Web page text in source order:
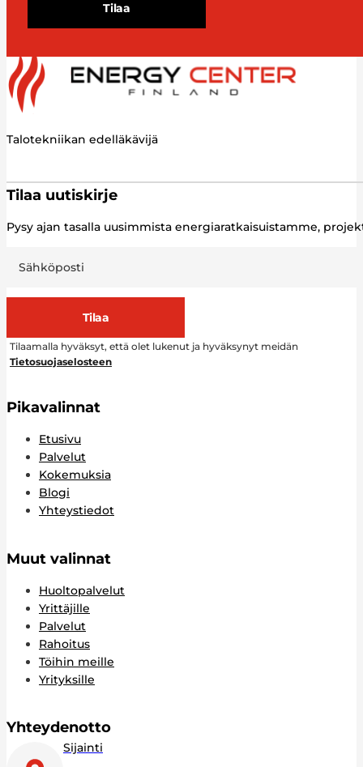
Tilaa
Talotekniikan edelläkävijä
Tilaa uutiskirje
Pysy ajan tasalla uusimmista energiaratkaisuistamme,
Tilaa
Tilaamalla hyväksyt, että olet lukenut ja hyväksynyt meidän
Tietosuojaselosteen
Pikavalinnat
Etusivu
Palvelut
Kokemuksia
Blogi
Yhteystiedot
Muut valinnat
Huoltopalvelut
Yrittäjille
Palvelut
Rahoitus
Töihin meille
Yrityksille
Yhteydenotto
Sijainti